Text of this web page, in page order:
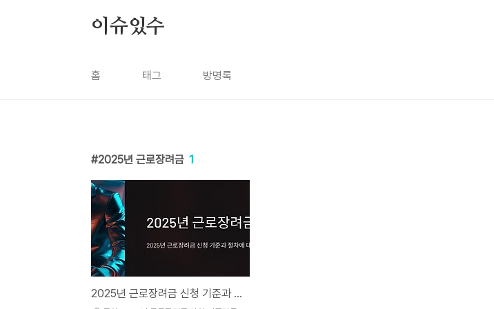
이슈있수
홈 태그 방명록
2025년 근로장려금 1
2025년 근로장려금 신청 기준과 변경 사항